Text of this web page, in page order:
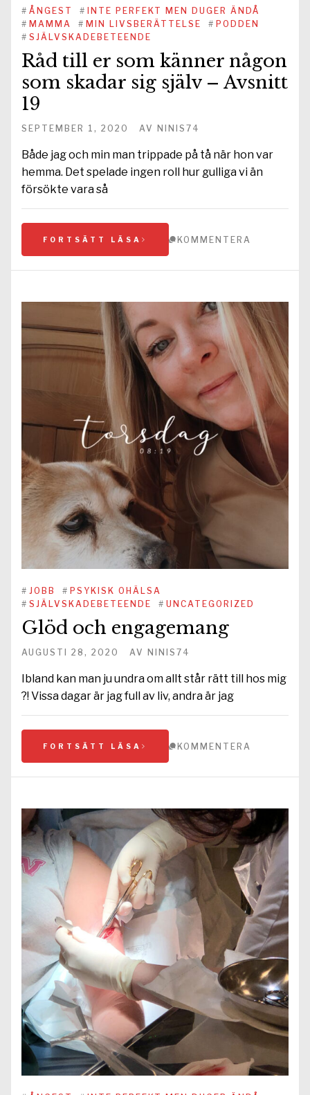
# ÅNGEST # INTE PERFEKT MEN DUGER ÄNDÅ
# MAMMA # MIN LIVSBERÄTTELSE # PODDEN
# SJÄLVSKADEBETEENDE
Råd till er som känner någon
som skadar sig själv – Avsnitt
19
SEPTEMBER 1, 2020 AV NINIS74
Både jag och min man trippade på tå när hon var
hemma. Det spelade ingen roll hur gulliga vi än
försökte vara så
FORTSÄTT LÄSA KOMMENTERA
# JOBB # PSYKISK OHÄLSA
# SJÄLVSKADEBETEENDE # UNCATEGORIZED
Glöd och engagemang
AUGUSTI 28, 2020 AV NINIS74
Ibland kan man ju undra om allt står rätt till hos mig
?! Vissa dagar är jag full av liv, andra är jag
FORTSÄTT LÄSA KOMMENTERA